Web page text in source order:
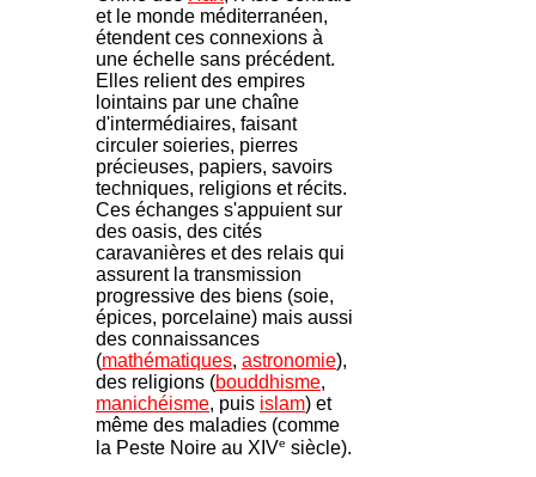
et le monde méditerranéen,
étendent ces connexions à
une échelle sans précédent.
Elles relient des empires
lointains par une chaîne
d'intermédiaires, faisant
circuler soieries, pierres
précieuses, papiers, savoirs
techniques, religions et récits.
Ces échanges s'appuient sur
des oasis, des cités
caravanières et des relais qui
assurent la transmission
progressive des biens (soie,
épices, porcelaine) mais aussi
des connaissances
(mathématiques, astronomie),
des religions (bouddhisme,
manichéisme, puis islam) et
même des maladies (comme
la Peste Noire au XIVe siècle).